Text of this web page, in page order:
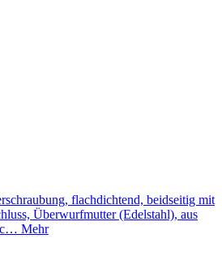
flachdichtend, beidseitig mit
Überwurfmutter (Edelstahl), aus
Mehr